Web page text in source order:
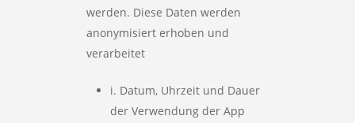
werden. Diese Daten werden
anonymisiert erhoben und
verarbeitet
i. Datum, Uhrzeit und Dauer
der Verwendung der App